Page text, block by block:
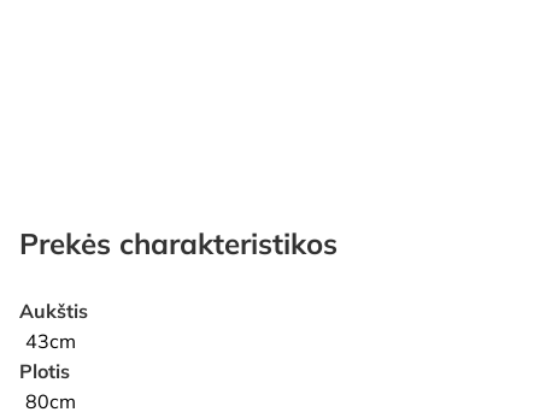
Prekės charakteristikos
Aukštis
43cm
Plotis
80cm